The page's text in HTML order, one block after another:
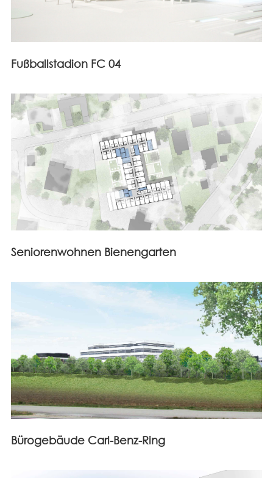
Fußballstadion FC 04
Seniorenwohnen Bienengarten
Bürogebäude Carl-Benz-Ring